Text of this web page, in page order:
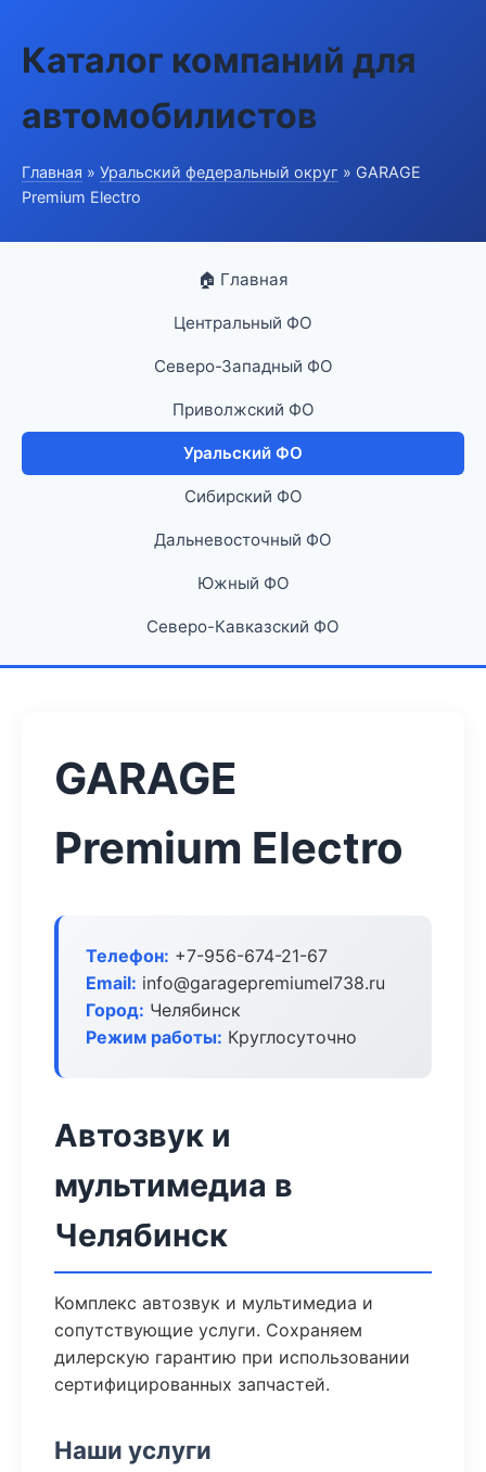
Каталог компаний для
автомобилистов
Главная » Уральский федеральный округ » GARAGE
Premium Electro
🏠 Главная
Центральный ФО
Северо-Западный ФО
Приволжский ФО
Уральский ФО
Сибирский ФО
Дальневосточный ФО
Южный ФО
Северо-Кавказский ФО
GARAGE
Premium Electro
Телефон: +7-956-674-21-67
Email: info@garagepremiumel738.ru
Город: Челябинск
Режим работы: Круглосуточно
Автозвук и
мультимедиа в
Челябинск
Комплекс автозвук и мультимедиа и
сопутствующие услуги. Сохраняем
дилерскую гарантию при использовании
сертифицированных запчастей.
Наши услуги